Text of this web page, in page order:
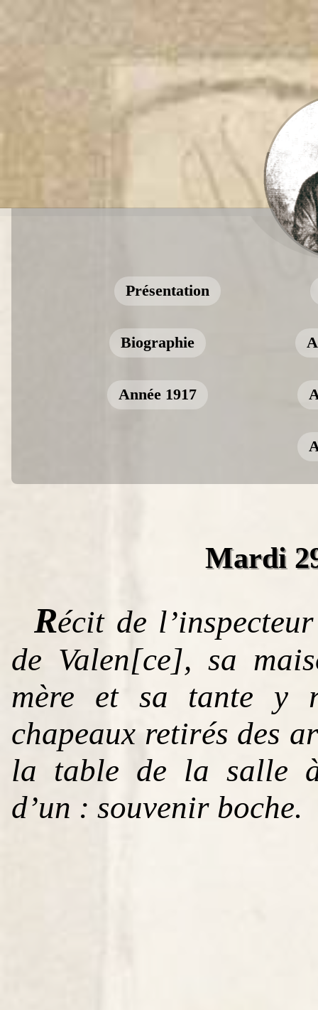
Présentation
Biographie
Année 1917
Mardi
Récit de
de Valen[ce], sa
mère et sa tante y
chapeaux retirés des
la table de la salle
d’un : souvenir boche.